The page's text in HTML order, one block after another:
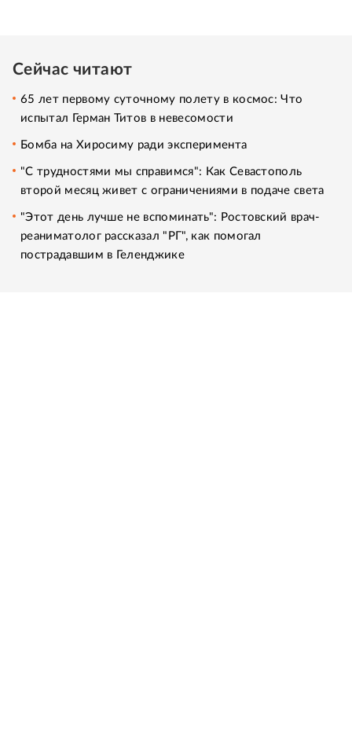
Сейчас читают
65 лет первому суточному полету в космос: Что
испытал Герман Титов в невесомости
Бомба на Хиросиму ради эксперимента
"С трудностями мы справимся": Как Севастополь
второй месяц живет с ограничениями в подаче света
"Этот день лучше не вспоминать": Ростовский врач-
реаниматолог рассказал "РГ", как помогал
пострадавшим в Геленджике